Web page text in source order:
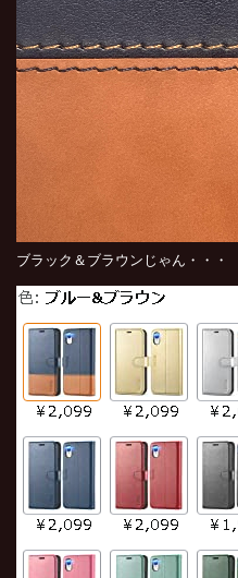
ブラック＆ブラウンじゃん・・・